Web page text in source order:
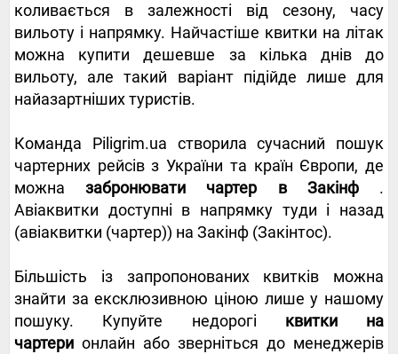
коливається в залежності від сезону, часу
вильоту і напрямку. Найчастіше квитки на літак
можна купити дешевше за кілька днів до
вильоту, але такий варіант підійде лише для
найазартніших туристів.
Команда Piligrim.ua створила сучасний пошук
чартерних рейсів з України та країн Європи, де
можназабронювати чартер в Закінф.
Авіаквитки доступні в напрямку туди і назад
(авіаквитки (чартер)) на Закінф (Закінтос).
Більшість із запропонованих квитків можна
знайти за ексклюзивною ціною лише у нашому
пошуку. Купуйте недорогі квитки на
чартери онлайн або зверніться до менеджерів